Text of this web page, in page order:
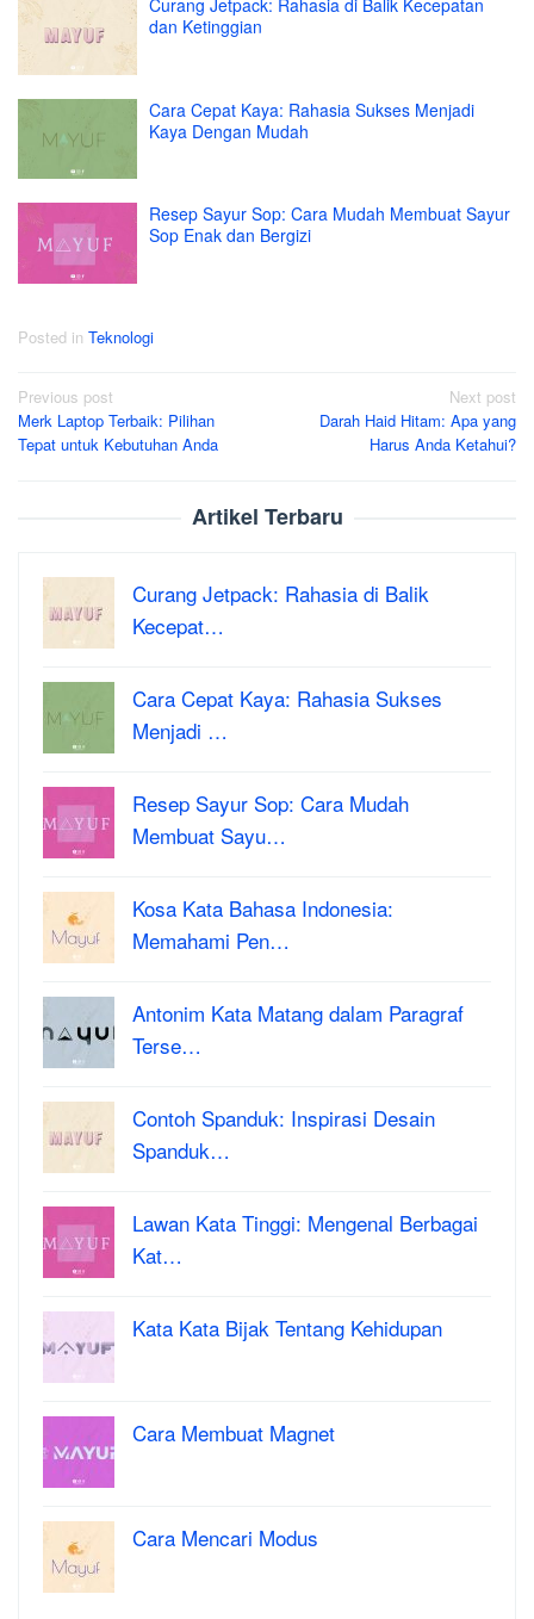
Curang Jetpack: Rahasia di Balik Kecepatan
dan Ketinggian
Cara Cepat Kaya: Rahasia Sukses Menjadi
Kaya Dengan Mudah
Resep Sayur Sop: Cara Mudah Membuat Sayur
Sop Enak dan Bergizi
Posted in Teknologi
Post
navigation
Previous post
Merk Laptop Terbaik: Pilihan
Tepat untuk Kebutuhan Anda
Next post
Darah Haid Hitam: Apa yang
Harus Anda Ketahui?
Artikel Terbaru
Curang Jetpack: Rahasia di Balik
Kecepat…
Cara Cepat Kaya: Rahasia Sukses
Menjadi …
Resep Sayur Sop: Cara Mudah
Membuat Sayu…
Kosa Kata Bahasa Indonesia:
Memahami Pen…
Antonim Kata Matang dalam Paragraf
Terse…
Contoh Spanduk: Inspirasi Desain
Spanduk…
Lawan Kata Tinggi: Mengenal Berbagai
Kat…
Kata Kata Bijak Tentang Kehidupan
Cara Membuat Magnet
Cara Mencari Modus